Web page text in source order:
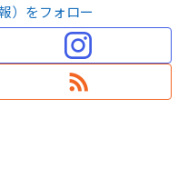
）をフォロー